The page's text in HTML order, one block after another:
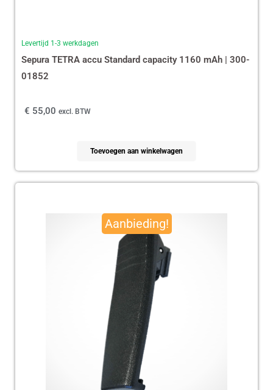
Levertijd 1-3 werkdagen
Sepura TETRA accu Standard capacity 1160 mAh | 300-
01852
€ 55,00 excl. BTW
Toevoegen aan winkelwagen
Aanbieding!